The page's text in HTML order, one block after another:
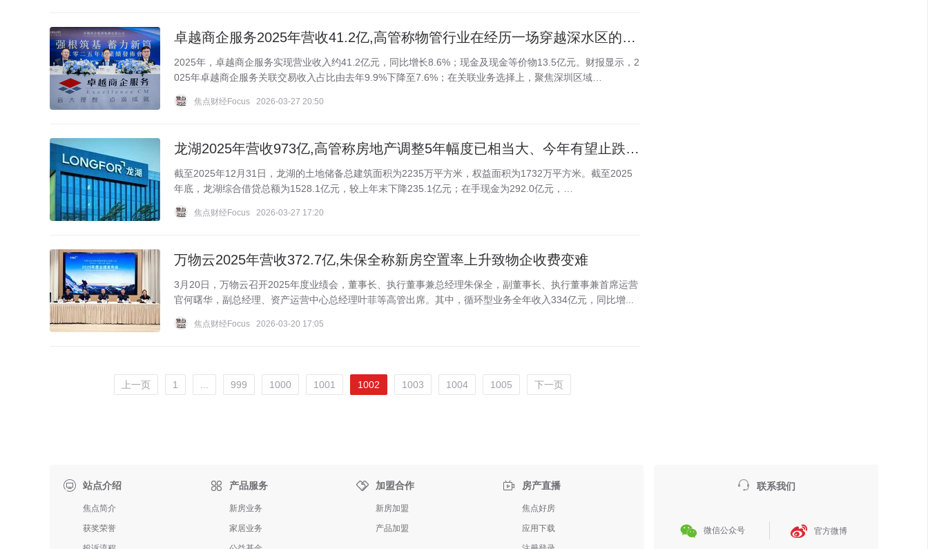
卓越商企服务2025年营收41.2亿,高管称物管行业在经历一场穿越深水区的长跑
2025年，卓越商企服务实现营业收入约41.2亿元，同比增长8.6%；现金及现金等价物13.5亿元。财报显示，2
025年卓越商企服务关联交易收入占比由去年9.9%下降至7.6%；在关联业务选择上，聚焦深圳区域…
焦点财经Focus 2026-03-27 20:50
龙湖2025年营收973亿,高管称房地产调整5年幅度已相当大、今年有望止跌回稳
截至2025年12月31日，龙湖的土地储备总建筑面积为2235万平方米，权益面积为1732万平方米。截至2025
年底，龙湖综合借贷总额为1528.1亿元，较上年末下降235.1亿元；在手现金为292.0亿元，…
焦点财经Focus 2026-03-27 17:20
万物云2025年营收372.7亿,朱保全称新房空置率上升致物企收费变难
3月20日，万物云召开2025年度业绩会，董事长、执行董事兼总经理朱保全，副董事长、执行董事兼首席运营
官何曙华，副总经理、资产运营中心总经理叶菲等高管出席。其中，循环型业务全年收入334亿元，同比增...
焦点财经Focus 2026-03-20 17:05
上一页 1 999 1000 1001 1002 1003 1004 1005 下一页
站点介绍
焦点简介
获奖荣誉
 产品服务
新房业务
家居业务
 加盟合作
新房加盟
产品加盟
 房产直播
焦点好房
应用下载
 联系我们
 微信公众号  官方微博